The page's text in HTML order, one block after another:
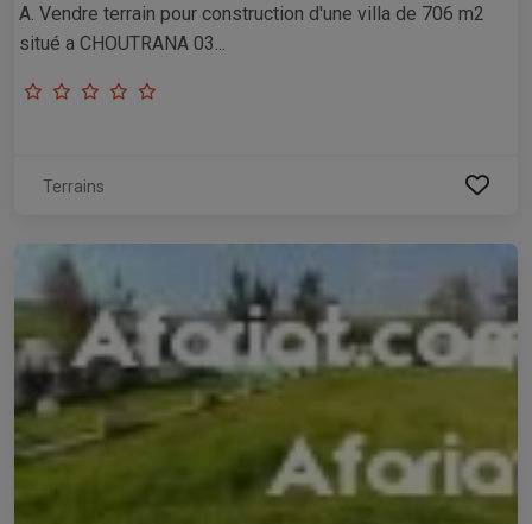
A. Vendre terrain pour construction d'une villa de 706 m2
situé a CHOUTRANA 03...
Terrains